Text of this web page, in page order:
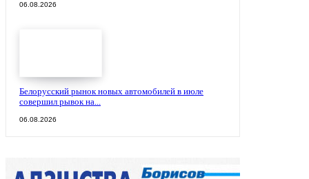
06.08.2026
Белорусский рынок новых автомобилей в июле
совершил рывок на...
06.08.2026